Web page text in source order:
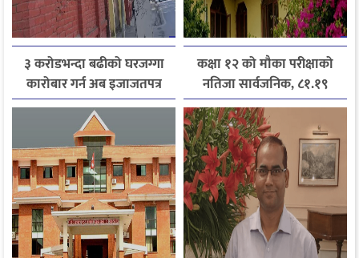
३ करोडभन्दा बढीको घरजग्गा
कारोबार गर्न अब इजाजतपत्र
अनिवार्य
कक्षा १२ को मौका परीक्षाको
नतिजा सार्वजनिक, ८१.१९
प्रतिशत विद्यार्थी उत्तीर्ण